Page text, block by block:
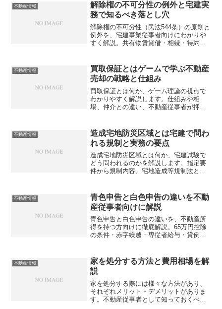
不動産情報
解除権の不可分性の例外と宅建実
務で知るべき落とし穴
解除権の不可分性（民法544条）の原則と
例外を、宅建事業従事者向けにわかりや
すく解説。共有物賃貸借・相続・特約な
知識を確認してみませんか？
不動産情報
買取保証とはゲームで学ぶ不動産
売却の戦略と仕組み
買取保証とは何か、ゲーム理論の視点で
わかりやすく解説します。仕組みや相
場、仲介との違い、不動産従事者が押さ
不動産情報
造成宅地防災区域とは宅建で問わ
れる規制と実務の要点
造成宅地防災区域とは何か、宅建試験で
どう問われるのかを解説します。指定要
件から規制内容、宅地造成等規制法との
に使える情報とは？
不動産情報
青色申告と白色申告の違いを不動
産従事者向けに解説
青色申告と白色申告の違いを、不動産所
得を持つ方向けに徹底解説。65万円控除
の条件・赤字繰越・専従者給与・貸倒引
しょうか？
不動産情報
家を処分する方法と費用相場を解
説
家を処分する際には様々な方法があり、
それぞれメリット・デメリットがありま
す。不動産従事者として知っておくべき